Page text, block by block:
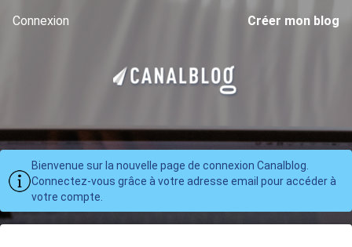
Connexion Créer mon blog
Bienvenue sur la nouvelle page de connexion Canalblog.
Connectez-vous grâce à votre adresse email pour accéder à
votre compte.